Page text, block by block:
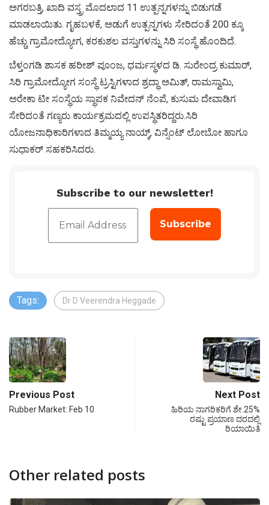
ಅಗರಬತ್ತಿ, ಖಾದಿ ವಸ್ತ್ರ ಮೊದಲಾದ 11 ಉತ್ಪನ್ನಗಳನ್ನು ಬಿಡುಗಡೆ
ಮಾಡಲಾಯಿತು. ಗೃಹಬಳಕೆ, ಅಡುಗೆ ಉತ್ಪನ್ನಗಳು ಸೇರಿದಂತೆ 200 ಕ್ಕೂ
ಹೆಚ್ಚು ಗ್ರಾಮೋದ್ಯೋಗ, ಕರಕುಶಲ ವಸ್ತುಗಳನ್ನು ಸಿರಿ ಸಂಸ್ಥೆ ಹೊಂದಿದೆ.
ಬೆಳ್ತಂಗಡಿ ಶಾಸಕ ಹರೀಶ್ ಪೂಂಜ, ಧರ್ಮಸ್ಥಳದ ಡಿ. ಸುರೇಂದ್ರ ಕುಮಾರ್,
ಸಿರಿ ಗ್ರಾಮೋದ್ಯೋಗ ಸಂಸ್ಥೆ ಟ್ರಸ್ಟಿಗಳಾದ ಶ್ರದ್ಧಾ ಅಮಿತ್, ರಾಮಸ್ವಾಮಿ,
ಅರೇಕಾ ಟೀ ಸಂಸ್ಥೆಯ ಸ್ಥಾಪಕ ನಿವೇದನ್ ನೆಂಪೆ, ಕುಸುಮ ದೇವಾಡಿಗ
ಸೇರಿದಂತೆ ಗಣ್ಯರು ಕಾರ್ಯಕ್ರಮದಲ್ಲಿ ಉಪಸ್ಥಿತರಿದ್ದರು.ಸಿರಿ
ಯೋಜನಾಧಿಕಾರಿಗಳಾದ ತಿಮ್ಮಯ್ಯ ನಾಯ್ಕ್, ವಿನ್ಸೆಂಟ್ ಲೋಬೋ ಹಾಗೂ
ಸುಧಾಕರ್ ಸಹಕರಿಸಿದರು.
Subscribe to our newsletter!
Tags: Dr D Veerendra Heggade
Previous Post
Rubber Market: Feb 10
Next Post
ಹಿರಿಯ ನಾಗರಿಕರಿಗೆ ಶೇ.25%
ರಷ್ಟು ಪ್ರಯಾಣ ದರದಲ್ಲಿ
ರಿಯಾಯಿತಿ
Other related posts